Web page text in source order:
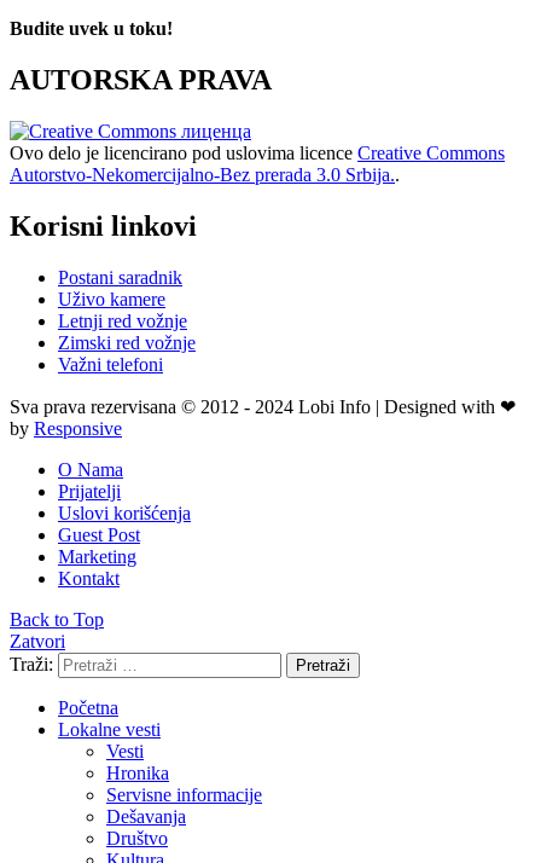
Budite uvek u toku!
AUTORSKA PRAVA
Ovo delo je licencirano pod uslovima licence Creative Commons
Autorstvo-Nekomercijalno-Bez prerada 3.0 Srbija..
Korisni linkovi
Postani saradnik
Uživo kamere
Letnji red vožnje
Zimski red vožnje
Važni telefoni
Sva prava rezervisana © 2012 - 2024 Lobi Info | Designed with ❤
by Responsive
O Nama
Prijatelji
Uslovi korišćenja
Guest Post
Marketing
Kontakt
Back to Top
Zatvori
Traži:
Pretraži
Početna
Lokalne vesti
Vesti
Hronika
Servisne informacije
Dešavanja
Društvo